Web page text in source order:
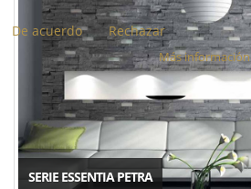
SERIE ESSENTIA PETRA
De acuerdo Rechazar
Más información